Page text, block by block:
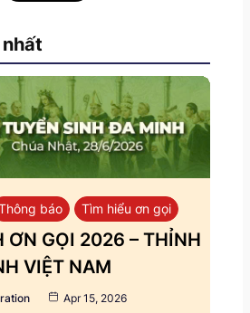
báo Tìm hiểu ơn gọi
ƠN GỌI 2026 – THỈNH
VIỆT NAM
Apr 15, 2026